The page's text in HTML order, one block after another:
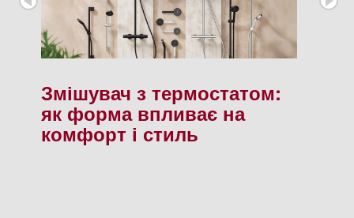
Змішувач з термостатом:
як форма впливає на
комфорт і стиль